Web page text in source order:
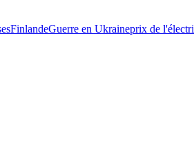
FinlandeGuerre en Ukraineprix de